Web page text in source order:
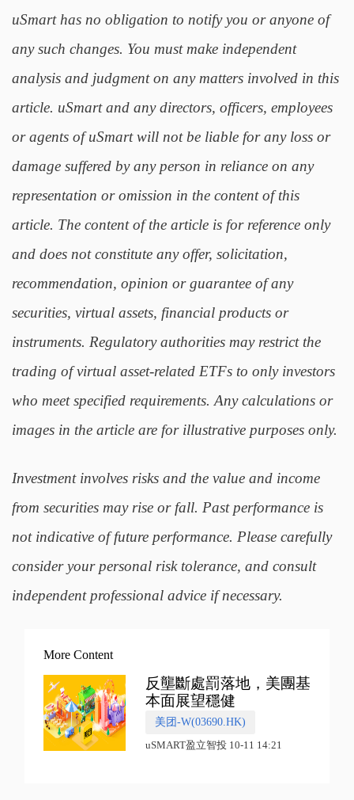
uSmart has no obligation to notify you or anyone of
any such changes. You must make independent
analysis and judgment on any matters involved in this
article. uSmart and any directors, officers, employees
or agents of uSmart will not be liable for any loss or
damage suffered by any person in reliance on any
representation or omission in the content of this
article. The content of the article is for reference only
and does not constitute any offer, solicitation,
recommendation, opinion or guarantee of any
securities, virtual assets, financial products or
instruments. Regulatory authorities may restrict the
trading of virtual asset-related ETFs to only investors
who meet specified requirements. Any calculations or
images in the article are for illustrative purposes only.
Investment involves risks and the value and income
from securities may rise or fall. Past performance is
not indicative of future performance. Please carefully
consider your personal risk tolerance, and consult
independent professional advice if necessary.
More Content
反壟斷處罰落地，美團基
本面展望穩健
美团-W(03690.HK)
uSMART盈立智投 10-11 14:21